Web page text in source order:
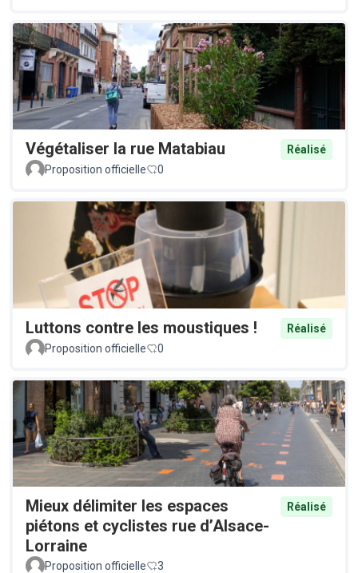
Végétaliser la rue Matabiau
Réalisé
Proposition officielle
0
Luttons contre les moustiques !
Réalisé
Proposition officielle
0
Mieux délimiter les espaces
piétons et cyclistes rue d’Alsace-
Lorraine
Réalisé
Proposition officielle 3